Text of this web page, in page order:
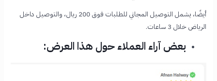
أيضًا، يشمل التوصيل المجاني للطلبات فوق 200 ريال، والتوصيل داخل
الرياض خلال 3 ساعات.
بعض آراء العملاء حول هذا العرض: